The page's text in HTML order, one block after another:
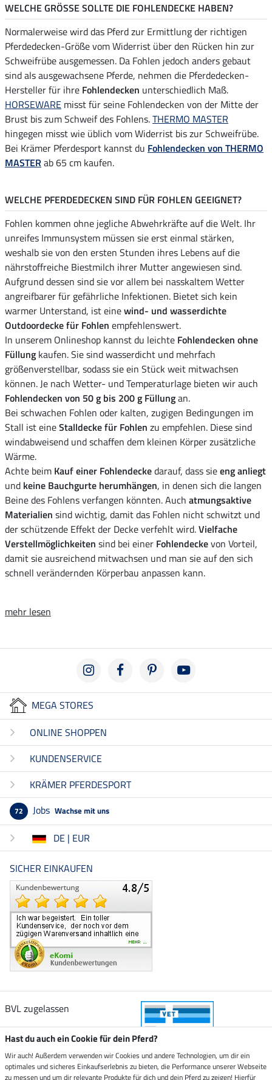
WELCHE GRÖSSE SOLLTE DIE FOHLENDECKE HABEN?
Normalerweise wird das Pferd zur Ermittlung der richtigen
Pferdedecken-Größe vom Widerrist über den Rücken hin zur
Schweifrübe ausgemessen. Da Fohlen jedoch anders gebaut
sind als ausgewachsene Pferde, nehmen die Pferdedecken-
Hersteller für ihre Fohlendecken unterschiedlich Maß.
HORSEWARE misst für seine Fohlendecken von der Mitte der
Brust bis zum Schweif des Fohlens.THERMO MASTER
hingegen misst wie üblich vom Widerrist bis zur Schweifrübe.
Bei Krämer Pferdesport kannst du Fohlendecken von THERMO
MASTERab 65 cm kaufen.
WELCHE PFERDEDECKEN SIND FÜR FOHLEN GEEIGNET?
Fohlen kommen ohne jegliche Abwehrkräfte auf die Welt. Ihr
unreifes Immunsystem müssen sie erst einmal stärken,
weshalb sie von den ersten Stunden ihres Lebens auf die
nährstoffreiche Biestmilch ihrer Mutter angewiesen sind.
Aufgrund dessen sind sie vor allem bei nasskaltem Wetter
angreifbarer für gefährliche Infektionen. Bietet sich kein
warmer Unterstand, ist einewind- und wasserdichte
Outdoordecke für Fohlen empfehlenswert.
In unserem Onlineshop kannst du leichte Fohlendecken ohne
Füllung kaufen. Sie sind wasserdicht und mehrfach
größenverstellbar, sodass sie ein Stück weit mitwachsen
können. Je nach Wetter- und Temperaturlage bieten wir auch
Fohlendecken von 50 g bis 200 g Füllungan.
Bei schwachen Fohlen oder kalten, zugigen Bedingungen im
Stall ist eineStalldecke für Fohlen zu empfehlen. Diese sind
windabweisend und schaffen dem kleinen Körper zusätzliche
Wärme.
Achte beim Kauf einer Fohlendeckedarauf, dass sieeng anliegt
und keine Bauchgurte herumhängen, in denen sich die langen
Beine des Fohlens verfangen könnten. Auch atmungsaktive
Materialien sind wichtig, damit das Fohlen nicht schwitzt und
der schützende Effekt der Decke verfehlt wird.Vielfache
Verstellmöglichkeiten sind bei einer Fohlendeckevon Vorteil,
damit sie ausreichend mitwachsen und man sie auf den sich
schnell verändernden Körperbau anpassen kann.
mehr lesen
MEGA STORES
ONLINE SHOPPEN
KUNDENSERVICE
KRÄMER PFERDESPORT
72 Jobs Wachse mit uns
DE | EUR
SICHER EINKAUFEN
BVL zugelassen
Zustellung durch
Hast du auch ein Cookie für dein Pferd?
Wir auch! Außerdem verwenden wir Cookies und andere Technologien, um dir ein
optimales und sicheres Einkaufserlebnis zu bieten, die Performance unserer Webseite
zu messen und um dir relevante Produkte für dich und dein Pferd zu zeigen! Hierfür